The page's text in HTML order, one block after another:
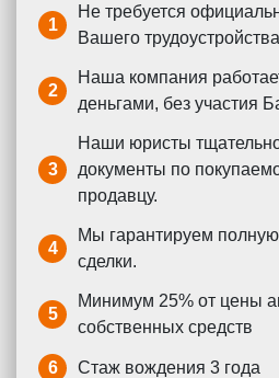
1
Не требуется
Вашего
2
Наша компания
деньгами, без участия
3
Наши юристы
документы по
продавцу.
4
Мы гарантируем полную
сделки.
5
Минимум 25% от цены
собственных средств
6 Стаж вождения 3 года